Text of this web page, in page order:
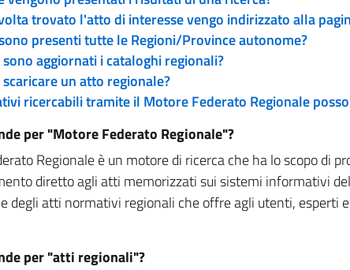
trovato l'atto di interesse vengo indirizzato alla
presenti tutte le Regioni/Province autonome?
aggiornati i cataloghi regionali?
un atto regionale?
ricercabili tramite il Motore Federato Regionale
per "Motore Federato Regionale"?
Regionale è un motore di ricerca che ha lo scopo di
diretto agli atti memorizzati sui sistemi informativi
degli atti normativi regionali che offre agli utenti,
per "atti regionali"?